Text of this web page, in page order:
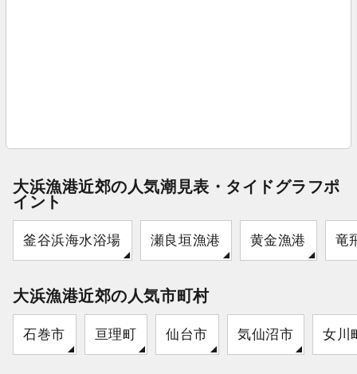
大浜漁港近郊の人気潮見表・タイドグラフポ
イント
釜谷浜海水浴場 瀬良垣漁港 黄金漁港 竜
大浜漁港近郊の人気市町村
石巻市 亘理町 仙台市 気仙沼市 女川